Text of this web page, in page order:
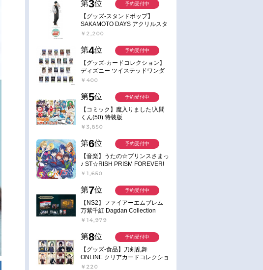
第3位
【グッズ-スタンドポップ】
SAKAMOTO DAYS アクリルスタ
ンド～Sunny Afternoon～ 4.南雲
￥2,200
予約受付中
第4位
【グッズ-カードコレクション】
ディズニー ツイステッドワンダ
ーランド ランダムカードコレク
￥400
予約受付中
第5位
【コミック】魔入りました!入間
くん(50) 特装版
￥3,850
予約受付中
第6位
【音楽】うたの☆プリンスさまっ
♪ ST☆RISH PRISM FOREVER!
￥1,650
予約受付中
第7位
【NS2】ファイアーエムブレム
万紫千紅 Dagdan Collection
￥14,979
予約受付中
第8位
【グッズ-食品】刀剣乱舞
ONLINE クリアカードコレクショ
ンガム
￥220
予約受付中